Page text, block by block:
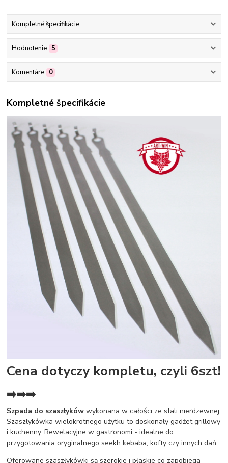
Kompletné špecifikácie
Hodnotenie 5
Komentáre 0
Kompletné špecifikácie
Cena dotyczy kompletu, czyli 6szt!
➡️➡️➡️
Szpada do szaszłyków wykonana w całości ze stali nierdzewnej.
Szaszłykówka wielokrotnego użytku to doskonały gadżet grillowy
i kuchenny. Rewelacyjne w gastronomi - idealne do
przygotowania oryginalnego seekh kebaba, kofty czy innych dań.
Oferowane szaszłykówki są szerokie i płaskie co zapobiega